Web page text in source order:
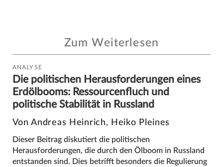
Zum Weiterlesen
ANALYSE
Die politischen Herausforderungen eines
Erdölbooms: Ressourcenfluch und
politische Stabilität in Russland
Von Andreas Heinrich, Heiko Pleines
Dieser Beitrag diskutiert die politischen
Herausforderungen, die durch den Ölboom in Russland
entstanden sind. Dies betrifft besonders die Regulierung